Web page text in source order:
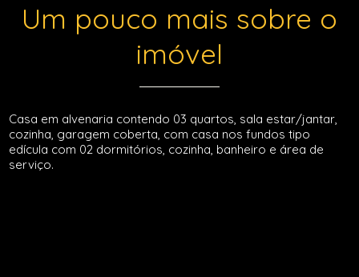
Um pouco mais sobre o
imóvel
Casa em alvenaria contendo 03 quartos, sala estar/jantar,
cozinha, garagem coberta, com casa nos fundos tipo
edícula com 02 dormitórios, cozinha, banheiro e área de
serviço.